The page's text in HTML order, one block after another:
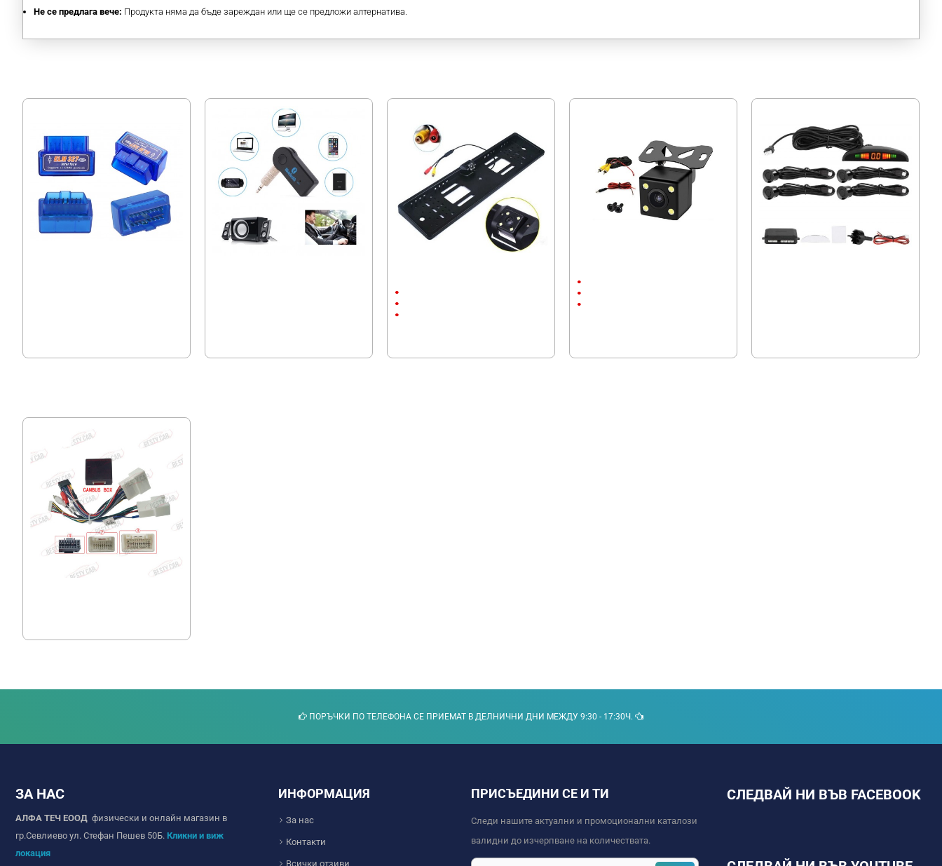
Не се предлага вече: Продукта няма да бъде зареждан или ще се предложи алтернатива.
ПОРЪЧКИ ПО ТЕЛЕФОНА СЕ ПРИЕМАТ В ДЕЛНИЧНИ ДНИ МЕЖДУ 9:30 - 17:30Ч.
ЗА НАС
АЛФА ТЕЧ ЕООД физически и онлайн магазин в
гр.Севлиево ул. Стефан Пешев 50Б. Кликни и виж
локация
ИНФОРМАЦИЯ
За нас
Контакти
Всички отзиви
ПРИСЪЕДИНИ СЕ И ТИ
Следи нашите актуални и промоционални каталози
валидни до изчерпване на количествата.
СЛЕДВАЙ НИ ВЪВ FACEBOOK